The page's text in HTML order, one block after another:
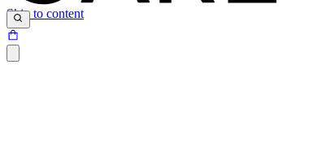
Skip to content